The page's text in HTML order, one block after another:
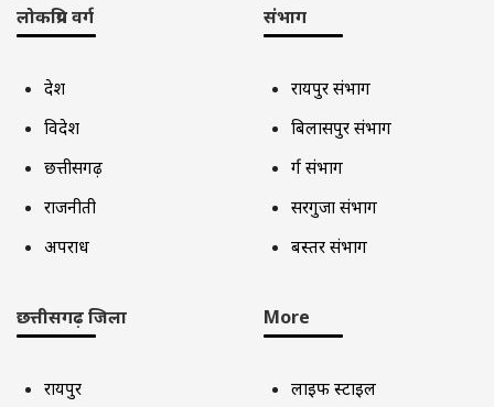
लोकप्रिय वर्ग
देश
विदेश
छत्तीसगढ़
राजनीती
अपराध
संभाग
रायपुर संभाग
बिलासपुर संभाग
दुर्ग संभाग
सरगुजा संभाग
बस्तर संभाग
छत्तीसगढ़ जिला
रायपुर
More
लाइफ स्टाइल